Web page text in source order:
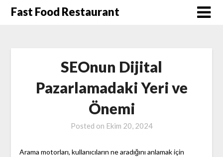
SkipFast Food Restaurant
SEOnun Dijital
Pazarlamadaki Yeri ve
Önemi
Posted on Ekim 20, 2024
Arama motorları, kullanıcıların ne aradığını anlamak için